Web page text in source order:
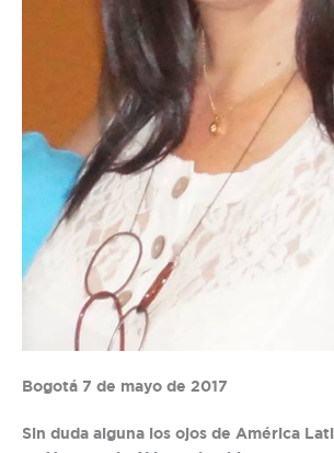
Bogotá 7 de mayo de 2017
Sin duda alguna los ojos de América